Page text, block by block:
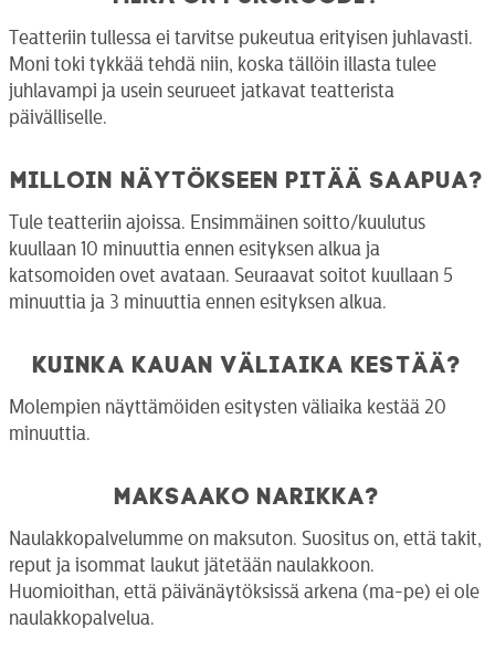
Teatteriin tullessa ei tarvitse pukeutua erityisen juhlavasti.
Moni toki tykkää tehdä niin, koska tällöin illasta tulee
juhlavampi ja usein seurueet jatkavat teatterista
päivälliselle.
Milloin näytökseen pitää saapua?
Tule teatteriin ajoissa. Ensimmäinen soitto/kuulutus
kuullaan 10 minuuttia ennen esityksen alkua ja
katsomoiden ovet avataan. Seuraavat soitot kuullaan 5
minuuttia ja 3 minuuttia ennen esityksen alkua.
Kuinka kauan väliaika kestää?
Molempien näyttämöiden esitysten väliaika kestää 20
minuuttia.
Maksaako narikka?
Naulakkopalvelumme on maksuton. Suositus on, että takit,
reput ja isommat laukut jätetään naulakkoon.
Huomioithan, että päivänäytöksissä arkena (ma-pe) ei ole
naulakkopalvelua.